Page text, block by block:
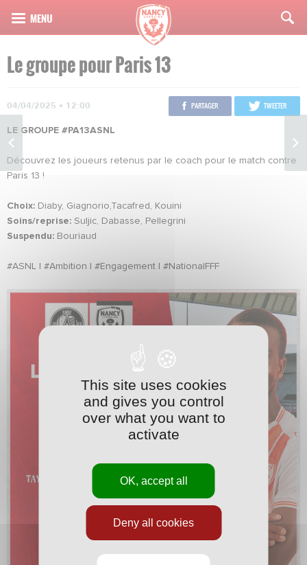
Le groupe pour Paris 13
04/04/2025 • 12:00 PARTAGER TWEETER
LE GROUPE #PA13ASNL
Découvrez les joueurs retenus par le coach pour le match contre
Paris 13 !
Choix: Diaby, Giagnorio,Tacafred, Kouini
Soins/reprise: Suljic, Dabasse, Pellegrini
Suspendu: Bouriaud
#ASNL I #Ambition I #Engagement I #NationalFFF
This site uses cookies
and gives you control
over what you want to
activate
OK, accept all
Deny all cookies